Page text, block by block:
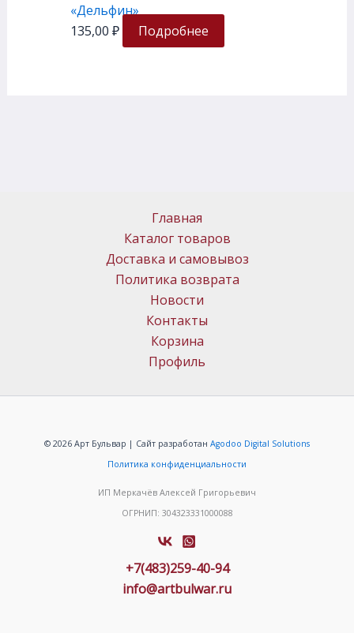
«Дельфин»
135,00 ₽ Подробнее
Главная
Каталог товаров
Доставка и самовывоз
Политика возврата
Новости
Контакты
Корзина
Профиль
© 2026 Арт Бульвар | Сайт разработан Agodoo Digital Solutions
Политика конфиденциальности
ИП Меркачёв Алексей Григорьевич
ОГРНИП: 304323331000088
+7(483)259-40-94
info@artbulwar.ru